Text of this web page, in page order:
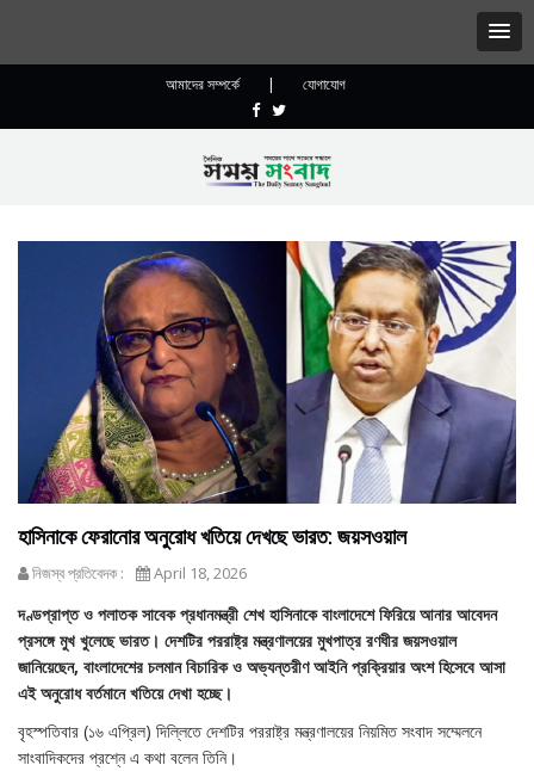
আমাদের সম্পর্কে | যোগাযোগ
হাসিনাকে ফেরানোর অনুরোধ খতিয়ে দেখছে ভারত: জয়সওয়াল
নিজস্ব প্রতিবেদক : April 18, 2026
দণ্ডপ্রাপ্ত ও পলাতক সাবেক প্রধানমন্ত্রী শেখ হাসিনাকে বাংলাদেশে ফিরিয়ে আনার আবেদন
প্রসঙ্গে মুখ খুলেছে ভারত। দেশটির পররাষ্ট্র মন্ত্রণালয়ের মুখপাত্র রণধীর জয়সওয়াল
জানিয়েছেন, বাংলাদেশের চলমান বিচারিক ও অভ্যন্তরীণ আইনি প্রক্রিয়ার অংশ হিসেবে আসা
এই অনুরোধ বর্তমানে খতিয়ে দেখা হচ্ছে।
বৃহস্পতিবার (১৬ এপ্রিল) দিল্লিতে দেশটির পররাষ্ট্র মন্ত্রণালয়ের নিয়মিত সংবাদ সম্মেলনে
সাংবাদিকদের প্রশ্নে এ কথা বলেন তিনি।